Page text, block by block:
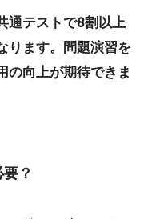
通テストで8割以上
ります。問題演習を
の向上が期待できま
？